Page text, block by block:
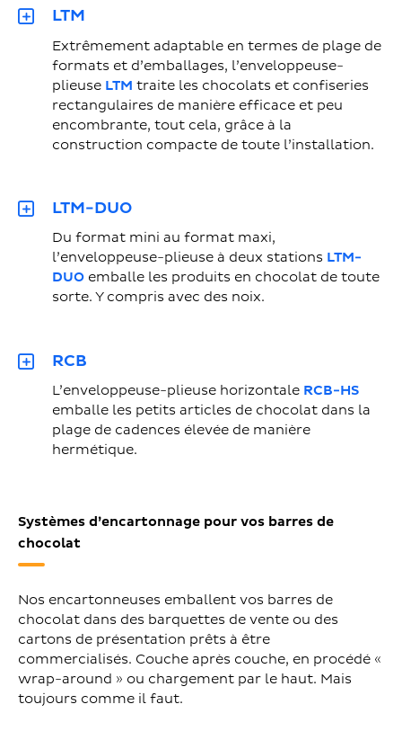
LTM
Extrêmement adaptable en termes de plage de
formats et d’emballages, l’enveloppeuse-
plieuse LTM traite les chocolats et confiseries
rectangulaires de manière efficace et peu
encombrante, tout cela, grâce à la
construction compacte de toute l’installation.
LTM-DUO
Du format mini au format maxi,
l’enveloppeuse-plieuse à deux stations LTM-
DUOemballe les produits en chocolat de toute
sorte. Y compris avec des noix.
RCB
L’enveloppeuse-plieuse horizontale RCB-HS
emballe les petits articles de chocolat dans la
plage de cadences élevée de manière
hermétique.
Systèmes d’encartonnage pour vos barres de
chocolat
Nos encartonneuses emballent vos barres de
chocolat dans des barquettes de vente ou des
cartons de présentation prêts à être
commercialisés. Couche après couche, en procédé «
wrap-around » ou chargement par le haut. Mais
toujours comme il faut.